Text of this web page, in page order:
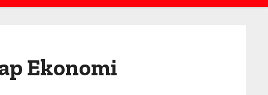
Ekonomi